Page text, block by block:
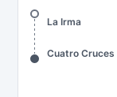
La Irma
Cuatro Cruces